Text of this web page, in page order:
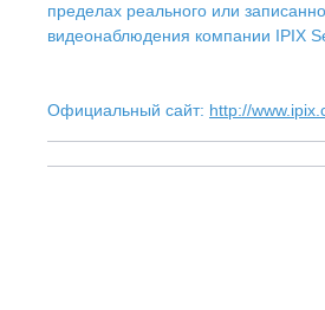
пределах реального или
видеонаблюдения компании IPIX
Официальный сайт: http://